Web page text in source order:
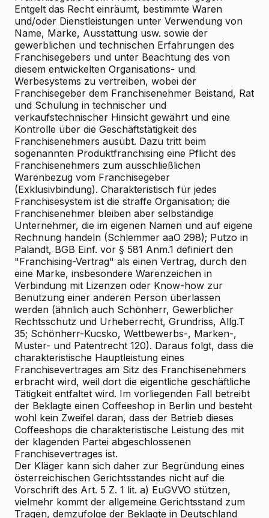
Entgelt das Recht einräumt, bestimmte Waren
und/oder Dienstleistungen unter Verwendung von
Name, Marke, Ausstattung usw. sowie der
gewerblichen und technischen Erfahrungen des
Franchisegebers und unter Beachtung des von
diesem entwickelten Organisations- und
Werbesystems zu vertreiben, wobei der
Franchisegeber dem Franchisenehmer Beistand, Rat
und Schulung in technischer und
verkaufstechnischer Hinsicht gewährt und eine
Kontrolle über die Geschäftstätigkeit des
Franchisenehmers ausübt. Dazu tritt beim
sogenannten Produktfranchising eine Pflicht des
Franchisenehmers zum ausschließlichen
Warenbezug vom Franchisegeber
(Exklusivbindung). Charakteristisch für jedes
Franchisesystem ist die straffe Organisation; die
Franchisenehmer bleiben aber selbständige
Unternehmer, die im eigenen Namen und auf eigene
Rechnung handeln (Schlemmer aaO 298); Putzo in
Palandt, BGB Einf. vor § 581 Anm.1 definiert den
"Franchising-Vertrag" als einen Vertrag, durch den
eine Marke, insbesondere Warenzeichen in
Verbindung mit Lizenzen oder Know-how zur
Benutzung einer anderen Person überlassen
werden (ähnlich auch Schönherr, Gewerblicher
Rechtsschutz und Urheberrecht, Grundriss, Allg.T
35; Schönherr-Kucsko, Wettbewerbs-, Marken-,
Muster- und Patentrecht 120). Daraus folgt, dass die
charakteristische Hauptleistung eines
Franchisevertrages am Sitz des Franchisenehmers
erbracht wird, weil dort die eigentliche geschäftliche
Tätigkeit entfaltet wird. Im vorliegenden Fall betreibt
der Beklagte einen Coffeeshop in Berlin und besteht
wohl kein Zweifel daran, dass der Betrieb dieses
Coffeeshops die charakteristische Leistung des mit
der klagenden Partei abgeschlossenen
Franchisevertrages ist.
Der Kläger kann sich daher zur Begründung eines
österreichischen Gerichtsstandes nicht auf die
Vorschrift des Art. 5 Z. 1 lit. a) EuGVVO stützen,
vielmehr kommt der allgemeine Gerichtsstand zum
Tragen, demzufolge der Beklagte in Deutschland